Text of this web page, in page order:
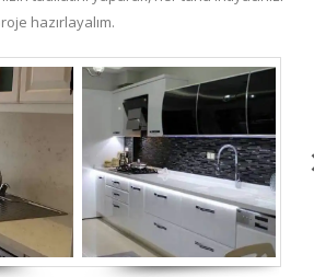
hazırlayalım.